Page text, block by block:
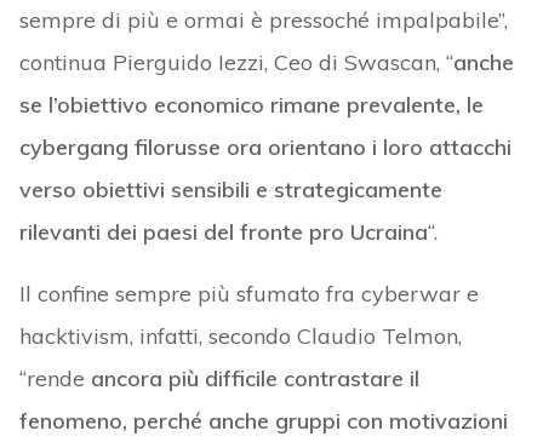
sempre di più e ormai è pressoché impalpabile”,
continua Pierguido Iezzi, Ceo di Swascan, “anche
se l’obiettivo economico rimane prevalente, le
cybergang filorusse ora orientano i loro attacchi
verso obiettivi sensibili e strategicamente
rilevanti dei paesi del fronte pro Ucraina“.
Il confine sempre più sfumato fra cyberwar e
hacktivism, infatti, secondo Claudio Telmon,
“rende ancora più difficile contrastare il
fenomeno, perché anche gruppi con motivazioni